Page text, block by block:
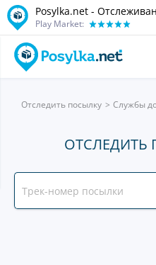
Posylka.net -
Play Market:
Отследить посылку Службы
ОТСЛЕДИТЬ